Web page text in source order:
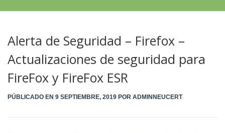
Alerta de Seguridad – Firefox –
Actualizaciones de seguridad para
FireFox y FireFox ESR
PÚBLICADO EN 9 SEPTIEMBRE, 2019 POR ADMINNEUCERT